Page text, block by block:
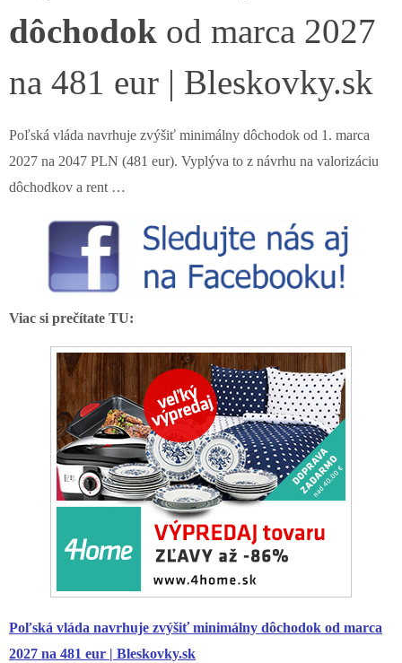
dôchodok od marca 2027
na 481 eur | Bleskovky.sk
Poľská vláda navrhuje zvýšiť minimálny dôchodok od 1. marca
2027 na 2047 PLN (481 eur). Vyplýva to z návrhu na valorizáciu
dôchodkov a rent …
Viac si prečítate TU:
Poľská vláda navrhuje zvýšiť minimálny dôchodok od marca
2027 na 481 eur | Bleskovky.sk